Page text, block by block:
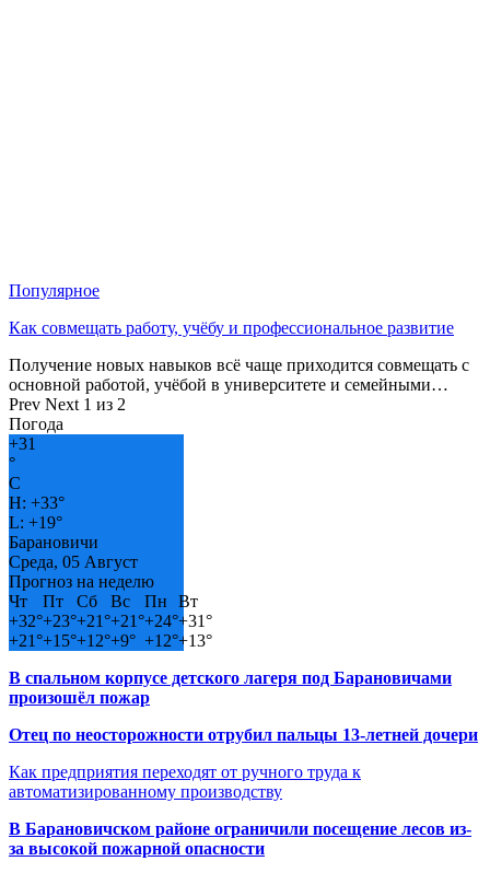
Популярное
Как совмещать работу, учёбу и профессиональное развитие
Получение новых навыков всё чаще приходится совмещать с
основной работой, учёбой в университете и семейными…
Prev Next 1 из 2
Погода
+31
°
C
H: +33°
L: +19°
Барановичи
Среда, 05 Август
Прогноз на неделю
Чт
Пт Сб Вс Пн
Вт
+32°+23°+21°+21°+24°+31°
+21°+15°+12°+9° +12°+13°
В спальном корпусе детского лагеря под Барановичами
произошёл пожар
Отец по неосторожности отрубил пальцы 13-летней дочери
Как предприятия переходят от ручного труда к
автоматизированному производству
В Барановичском районе ограничили посещение лесов из-
за высокой пожарной опасности